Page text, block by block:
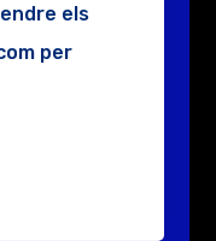
els
per